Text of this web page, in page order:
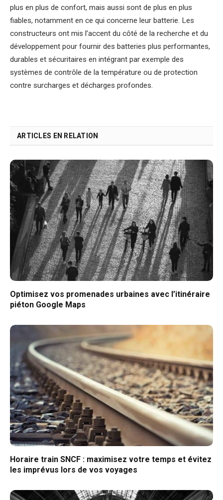
plus en plus de confort, mais aussi sont de plus en plus
fiables, notamment en ce qui concerne leur batterie. Les
constructeurs ont mis l’accent du côté de la recherche et du
développement pour fournir des batteries plus performantes,
durables et sécuritaires en intégrant par exemple des
systèmes de contrôle de la température ou de protection
contre surcharges et décharges profondes.
ARTICLES EN RELATION
Optimisez vos promenades urbaines avec l’itinéraire
piéton Google Maps
Horaire train SNCF : maximisez votre temps et évitez
les imprévus lors de vos voyages